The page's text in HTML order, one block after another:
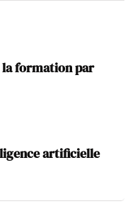
formation par
artificielle